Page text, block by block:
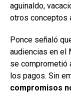
aguinaldo,
otros conceptos
Ponce señaló
audiencias en el
se comprometió
los pagos. Sin
compromisos